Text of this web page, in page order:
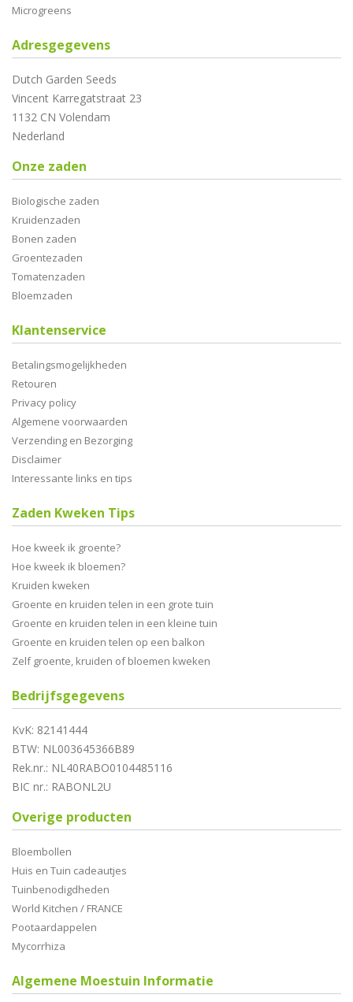
Microgreens
Adresgegevens
Dutch Garden Seeds
Vincent Karregatstraat 23
1132 CN Volendam
Nederland
Onze zaden
Biologische zaden
Kruidenzaden
Bonen zaden
Groentezaden
Tomatenzaden
Bloemzaden
Klantenservice
Betalingsmogelijkheden
Retouren
Privacy policy
Algemene voorwaarden
Verzending en Bezorging
Disclaimer
Interessante links en tips
Zaden Kweken Tips
Hoe kweek ik groente?
Hoe kweek ik bloemen?
Kruiden kweken
Groente en kruiden telen in een grote tuin
Groente en kruiden telen in een kleine tuin
Groente en kruiden telen op een balkon
Zelf groente, kruiden of bloemen kweken
Bedrijfsgegevens
KvK: 82141444
BTW: NL003645366B89
Rek.nr.: NL40RABO0104485116
BIC nr.: RABONL2U
Overige producten
Bloembollen
Huis en Tuin cadeautjes
Tuinbenodigdheden
World Kitchen / FRANCE
Pootaardappelen
Mycorrhiza
Algemene Moestuin Informatie